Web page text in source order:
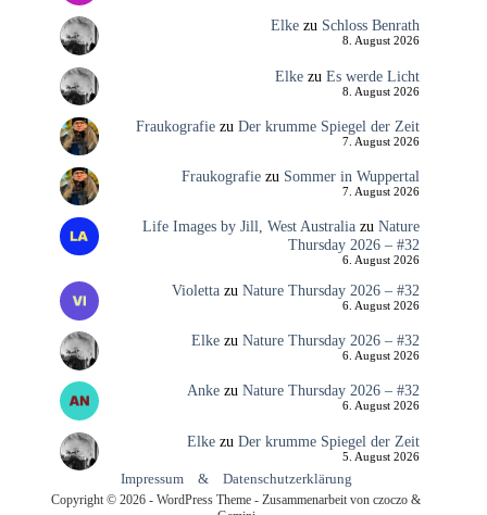
Elkezu Schloss Benrath
8. August 2026
Elkezu Es werde Licht
8. August 2026
Fraukografiezu Der krumme Spiegel der Zeit
7. August 2026
Fraukografiezu Sommer in Wuppertal
7. August 2026
Life Images by Jill, West Australiazu Nature
Thursday 2026 – #32
6. August 2026
Violettazu Nature Thursday 2026 – #32
6. August 2026
Elkezu Nature Thursday 2026 – #32
6. August 2026
Ankezu Nature Thursday 2026 – #32
6. August 2026
Elkezu Der krumme Spiegel der Zeit
5. August 2026
Impressum & Datenschutzerklärung
Copyright © 2026 - WordPress Theme - Zusammenarbeit von czoczo &